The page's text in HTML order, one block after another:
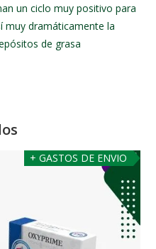
un ciclo muy positivo para
muy dramáticamente la
de grasa
+ GASTOS DE ENVIO